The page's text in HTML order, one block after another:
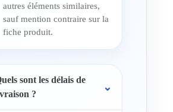
autres éléments similaires,
sauf mention contraire sur la
fiche produit.
sont les délais de
?